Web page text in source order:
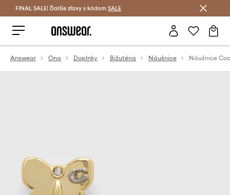
Šetrite s Answear Club >
FINAL SALE! Ďalšie zľavy s kódom SALE
Answear Ona Doplnky Bižutéria Náušnice Náušnice